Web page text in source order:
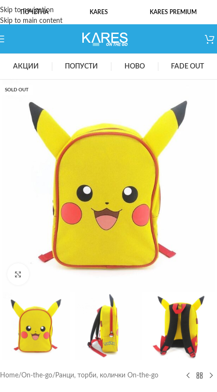
Skip to navigation
Skip to main content
ПОЧЕТНА KARES KARES PREMIUM
АКЦИИ ПОПУСТИ НОВО FADE OUT
SOLD OUT
Home/On-the-go/ Ранци, торби, колички On-the-go